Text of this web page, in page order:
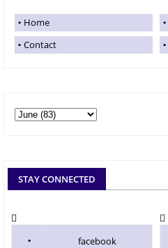
Home
Contact
STAY CONNECTED
facebook